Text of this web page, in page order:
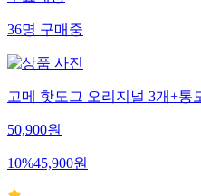
36명구매중
고메 핫도그 오리지널 3개+통
50,900원
10%45,900원